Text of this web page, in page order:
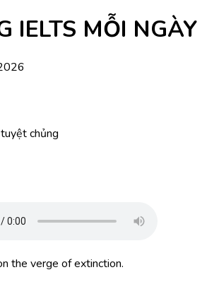
IELTS MỖI NGÀY
chủng
the verge of extinction.